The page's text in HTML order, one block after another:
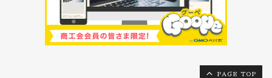
PAGE TOP